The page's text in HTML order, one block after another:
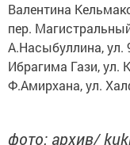
Валентина
пер.
А.Насыбуллина, ул.
Ибрагима Гази, ул.
Ф.Амирхана, ул.
фото: архив/